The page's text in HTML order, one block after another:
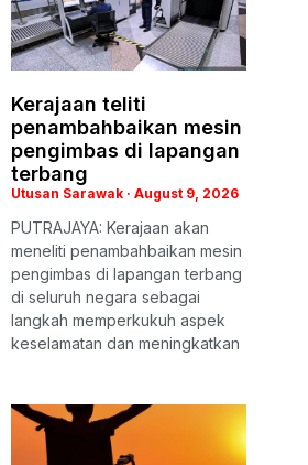
Kerajaan teliti
penambahbaikan mesin
pengimbas di lapangan
terbang
Utusan Sarawak August 9, 2026
PUTRAJAYA: Kerajaan akan
meneliti penambahbaikan mesin
pengimbas di lapangan terbang
di seluruh negara sebagai
langkah memperkukuh aspek
keselamatan dan meningkatkan